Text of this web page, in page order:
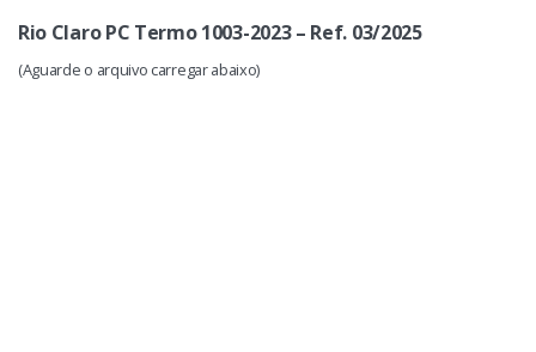
Rio Claro PC Termo 1003-2023 – Ref. 03/2025
(Aguarde o arquivo carregar abaixo)